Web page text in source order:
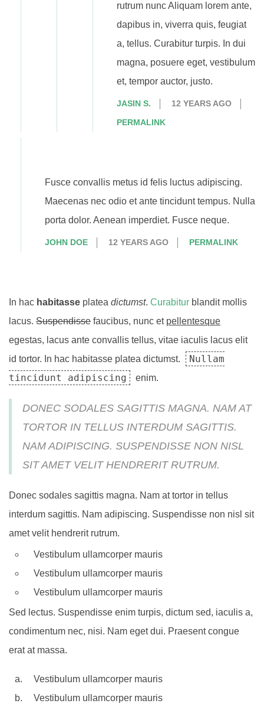
rutrum nunc Aliquam lorem ante,
dapibus in, viverra quis, feugiat
a, tellus. Curabitur turpis. In dui
magna, posuere eget, vestibulum
et, tempor auctor, justo.
JASIN S. 12 YEARS AGO
PERMALINK
Fusce convallis metus id felis luctus adipiscing.
Maecenas nec odio et ante tincidunt tempus. Nulla
porta dolor. Aenean imperdiet. Fusce neque.
JOHN DOE 12 YEARS AGO PERMALINK
In hac habitasse platea dictumst. Curabitur blandit mollis
lacus. Suspendisse faucibus, nunc et pellentesque
egestas, lacus ante convallis tellus, vitae iaculis lacus elit
id tortor. In hac habitasse platea dictumst.
Nullam
tincidunt adipiscing
enim.
DONEC SODALES SAGITTIS MAGNA. NAM AT
TORTOR IN TELLUS INTERDUM SAGITTIS.
NAM ADIPISCING. SUSPENDISSE NON NISL
SIT AMET VELIT HENDRERIT RUTRUM.
Donec sodales sagittis magna. Nam at tortor in tellus
interdum sagittis. Nam adipiscing. Suspendisse non nisl sit
amet velit hendrerit rutrum.
Vestibulum ullamcorper mauris
Vestibulum ullamcorper mauris
Vestibulum ullamcorper mauris
Sed lectus. Suspendisse enim turpis, dictum sed, iaculis a,
condimentum nec, nisi. Nam eget dui. Praesent congue
erat at massa.
Vestibulum ullamcorper mauris
Vestibulum ullamcorper mauris